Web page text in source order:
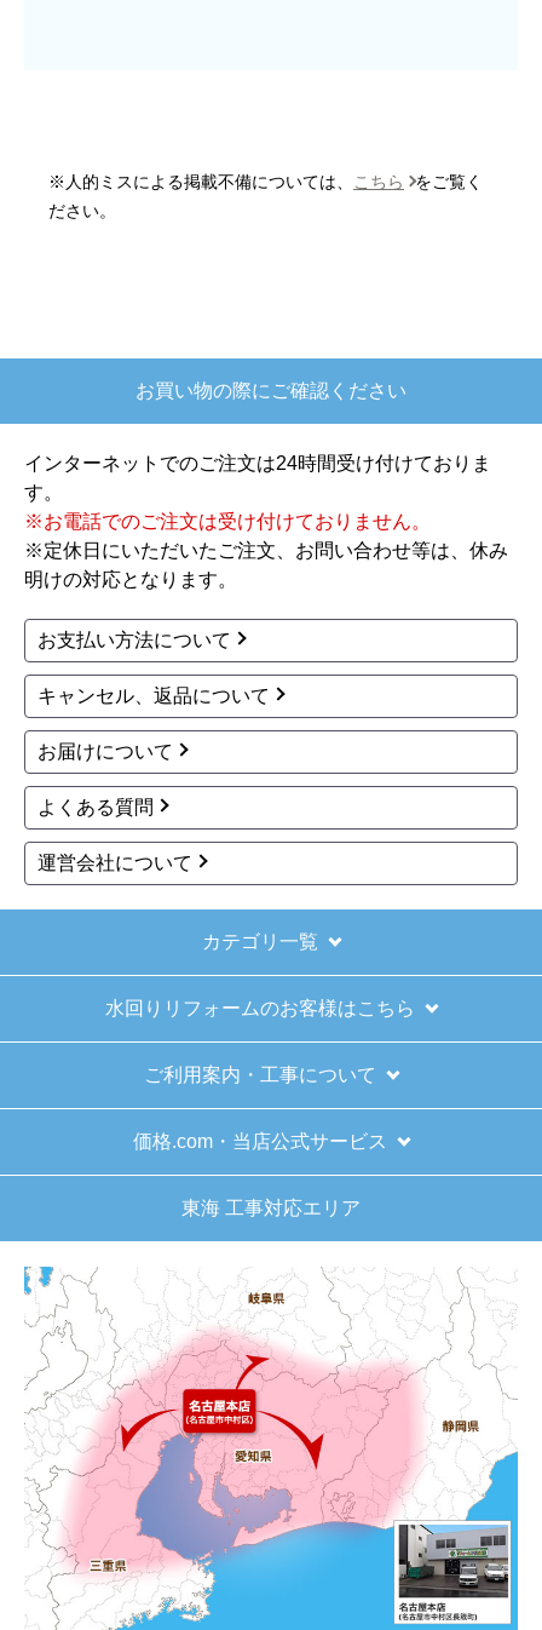
【注文からどのくらいで届きましたか？】
もあると思いますがあまりに早かったので少し驚
【その他感想・コメント】
ショップからの連絡もしっかりありましたし、商
できました。また機会があれば是非利用したいと
思います。
きょりけ
2025年11月9日 07:54
欲しい商品をスムーズに注文できましたか？
はい
ショップからの連絡や対応は適切でしたか？
予定の期日までに商品が届きましたか？
はい
【注文商品】給湯器 【注文時期】2025
年11月頃（モバイルから）
【このショップを選んだ理由は？】
キッチン混合栓に続いて2回目の利用です。価格が
リーズナブルで、HPの構成から見てしっかりして
いる会社だなと思っていたので再度利用。やはり
期待通りにきちんと対応してもらえました。
【注文からどのくらいで届きましたか？】
工事日を自分から発注の2週間先にしていたので、
遅れることもなく予定通りに工事前に到着。
【その他感想・コメント】
保証書に添付する工事店の証明もきちんと対応し
※人的ミスによる掲載不備については、 こちら
をご覧く
ださい。
お買い物の際にご確認ください
インターネットでのご注文は24時間受け付けておりま
す。
※お電話でのご注文は受け付けておりません。
※定休日にいただいたご注文、お問い合わせ等は、休み
明けの対応となります。
お支払い方法について
キャンセル、返品について
お届けについて
よくある質問
運営会社について
カテゴリ一覧
水回りリフォームのお客様はこちら
ご利用案内・工事について
価格.com・当店公式サービス
東海 工事対応エリア